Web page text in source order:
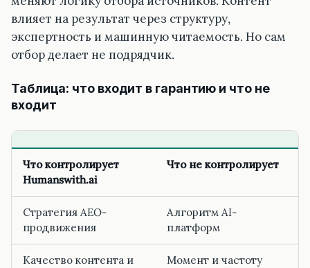
влияет на результат через структуру,
экспертность и машинную читаемость. Но сам
отбор делает не подрядчик.
Таблица: что входит в гарантию и что не
входит
Что контролирует
Humanswith.ai
Что не контролирует
Стратегия AEO-
продвижения
Алгоритм AI-
платформ
Качество контента и
Момент и частоту